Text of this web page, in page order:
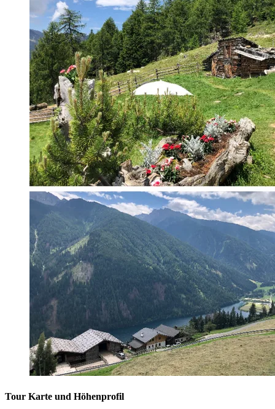
Tour Karte und Höhenprofil